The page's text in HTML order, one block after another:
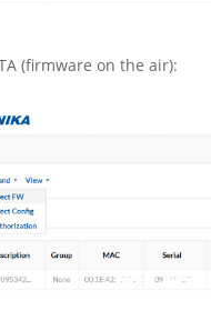
(firmware on the air):